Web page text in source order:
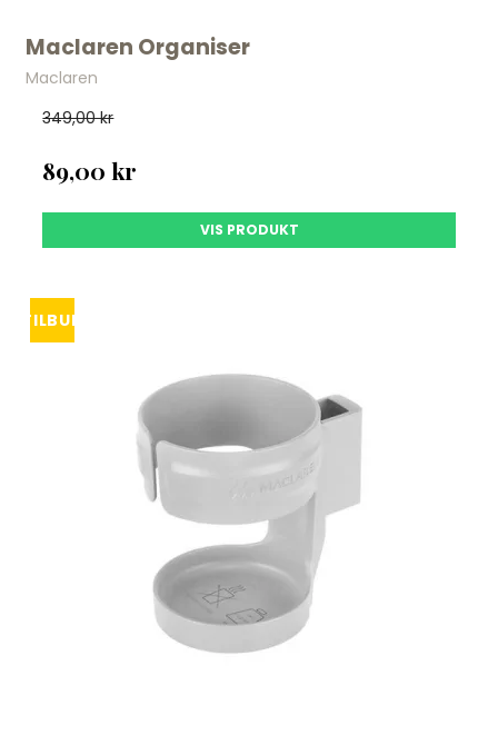
Maclaren Organiser
Maclaren
349,00 kr
89,00 kr
VIS PRODUKT
TILBUD